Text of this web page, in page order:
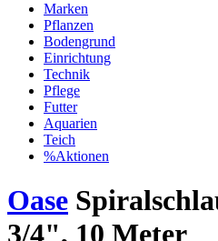
Marken
Pflanzen
Bodengrund
Einrichtung
Technik
Pflege
Futter
Aquarien
Teich
%Aktionen
Oase
3/4", 10 Meter